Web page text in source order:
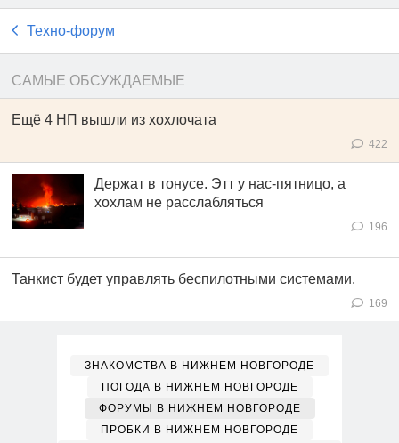
Техно-форум
САМЫЕ ОБСУЖДАЕМЫЕ
Ещё 4 НП вышли из хохлочата
422
Держат в тонусе. Этт у нас-пятницо, а
хохлам не расслабляться
196
Танкист будет управлять беспилотными системами.
169
ЗНАКОМСТВА В НИЖНЕМ НОВГОРОДЕ
ПОГОДА В НИЖНЕМ НОВГОРОДЕ
ФОРУМЫ В НИЖНЕМ НОВГОРОДЕ
ПРОБКИ В НИЖНЕМ НОВГОРОДЕ